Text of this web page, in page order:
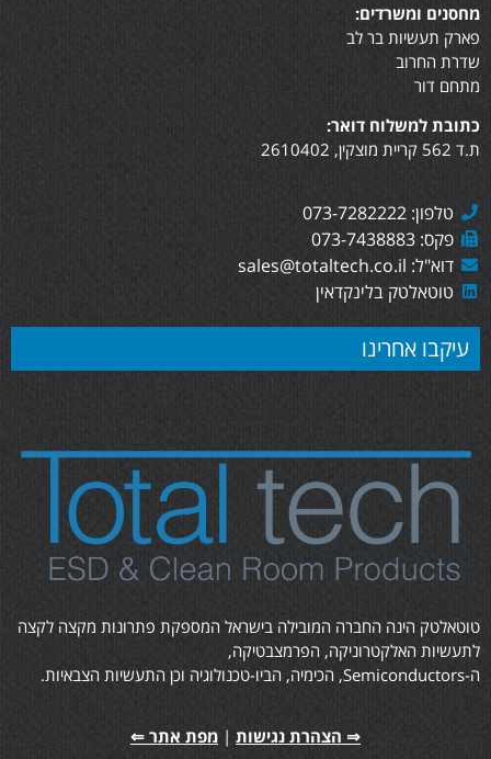
מחסנים ומשרדים:
פארק תעשיות בר לב
שדרת החרוב
מתחם דור
כתובת למשלוח דואר:
ת.ד 562 קריית מוצקין, 2610402
טלפון: 073-7282222
פקס: 073-7438883
דוא"ל: sales@totaltech.co.il
טוטאלטק בלינקדאין
עיקבו אחרינו
טוטאלטק הינה החברה המובילה בישראל המספקת פתרונות מקצה לקצה
לתעשיות האלקטרוניקה, הפרמצבטיקה,
ה-Semiconductors, הכימיה, הביו-טכנולוגיה וכן התעשיות הצבאיות.
⇒ הצהרת נגישות | מפת אתר ⇐